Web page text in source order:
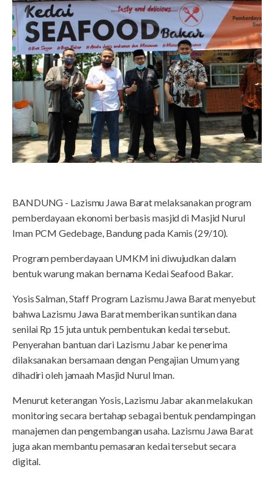
BANDUNG - Lazismu Jawa Barat melaksanakan program
pemberdayaan ekonomi berbasis masjid di Masjid Nurul
Iman PCM Gedebage, Bandung pada Kamis (29/10).
Program pemberdayaan UMKM ini diwujudkan dalam
bentuk warung makan bernama Kedai Seafood Bakar.
Yosis Salman, Staff Program Lazismu Jawa Barat menyebut
bahwa Lazismu Jawa Barat memberikan suntikan dana
senilai Rp 15 juta untuk pembentukan kedai tersebut.
Penyerahan bantuan dari Lazismu Jabar ke penerima
dilaksanakan bersamaan dengan Pengajian Umum yang
dihadiri oleh jamaah Masjid Nurul Iman.
Menurut keterangan Yosis, Lazismu Jabar akan melakukan
monitoring secara bertahap sebagai bentuk pendampingan
manajemen dan pengembangan usaha. Lazismu Jawa Barat
juga akan membantu pemasaran kedai tersebut secara
digital.